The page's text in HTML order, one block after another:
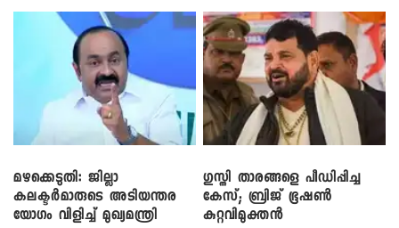
മഴക്കെടുതി: ജില്ലാ
കലക്ടർമാരുടെ അടിയന്തര
യോഗം വിളിച്ച് മുഖ്യമന്ത്രി
​ഗുസ്തി താരങ്ങളെ പീഡിപ്പിച്ച
കേസ്; ബ്രിജ് ഭൂഷൺ
കുറ്റവിമുക്തൻ